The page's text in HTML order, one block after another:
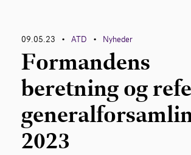
Kontakt
09.05.23 • ATD • Nyheder
Formandens
beretning og
2023